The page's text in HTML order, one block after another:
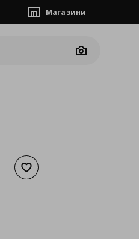
Магазини
Camera
Добави към списъка с